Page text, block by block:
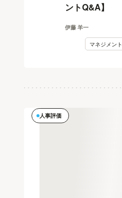
ントQ&A】
伊藤 羊一
マネジメント
人事評価